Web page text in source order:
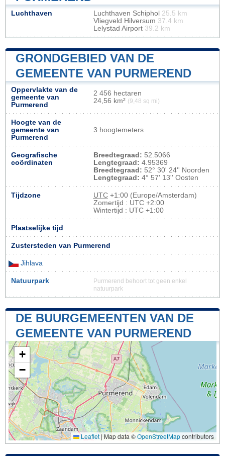
Luchthaven Luchthaven Schiphol 25.5 km
Vliegveld Hilversum 37.4 km
Lelystad Airport 39.2 km
GRONDGEBIED VAN DE
GEMEENTE VAN PURMEREND
Oppervlakte van de
gemeente van
Purmerend
2 456 hectaren
24,56 km² (9,48 sq mi)
Hoogte van de
gemeente van
Purmerend
3 hoogtemeters
Geografische
coördinaten
Breedtegraad: 52.5066
Lengtegraad: 4.95369
Breedtegraad: 52° 30' 24'' Noorden
Lengtegraad: 4° 57' 13'' Oosten
Tijdzone UTC +1:00 (Europe/Amsterdam)
Zomertijd : UTC +2:00
Wintertijd : UTC +1:00
Plaatselijke tijd
Zustersteden van Purmerend
Jihlava
Natuurpark
Purmerend behoort tot geen enkel
natuurpark
DE BUURGEMEENTEN VAN DE
GEMEENTE VAN PURMEREND
+
−
Leaflet | Map data ©OpenStreetMapcontributors